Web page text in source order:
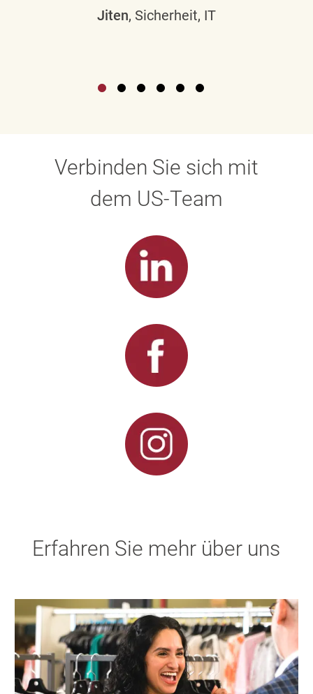
Jiten, Sicherheit, IT
Verbinden Sie sich mit
dem US-Team
Erfahren Sie mehr über uns